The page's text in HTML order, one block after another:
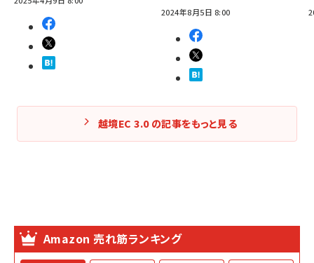
2024年8月5日 8:00
越境EC 3.0 の記事をもっと見る
Amazon 売れ筋ランキング